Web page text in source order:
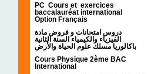
PC Cours et exercices
baccalauréat international
Option Français
دروس امتحانات و فروض مادة
الفيزياء والكيمياء السنة الثانية
باكالوريا مسلك علوم الحياة والأرض
Cours Physique 2ème BAC
International